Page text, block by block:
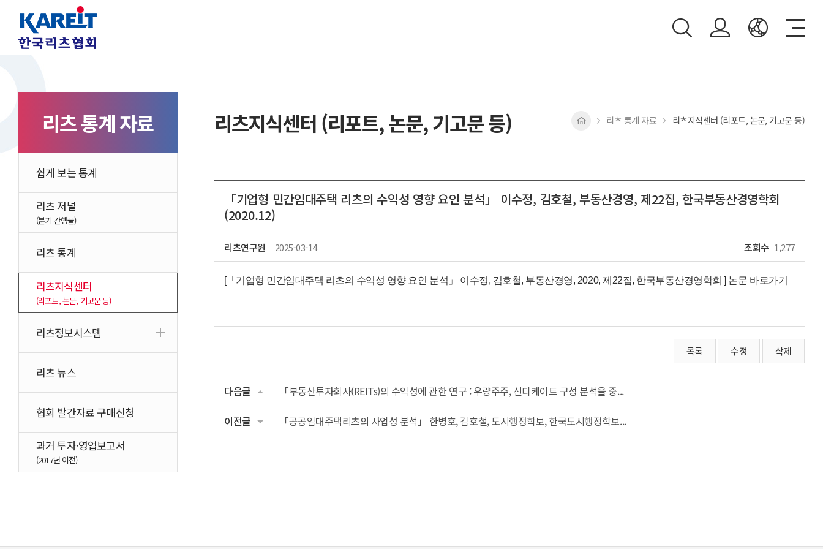
리츠 통계 자료
쉽게 보는 통계
리츠 저널
(분기 간행물)
리츠 통계
리츠지식센터
(리포트, 논문, 기고문 등)
리츠정보시스템
리츠 뉴스
협회 발간자료 구매신청
과거 투자·영업보고서
(2017년 이전)
리츠지식센터 (리포트, 논문, 기고문 등) 리츠 통계 자료 리츠지식센터 (리포트, 논문, 기고문 등)
「기업형 민간임대주택 리츠의 수익성 영향 요인 분석」 이수정, 김호철, 부동산경영, 제22집, 한국부동산경영학회
(2020.12)
리츠연구원 2025-03-14 조회수 1,277
[「기업형 민간임대주택 리츠의 수익성 영향 요인 분석」 이수정, 김호철, 부동산경영, 2020, 제22집, 한국부동산경영학회 ] 논문 바로가기
목록 수정 삭제
다음글 「부동산투자회사(REITs)의 수익성에 관한 연구 : 우량주주, 신디케이트 구성 분석을 중...
이전글 「공공임대주택리츠의 사업성 분석」 한병호, 김호철, 도시행정학보, 한국도시행정학보...